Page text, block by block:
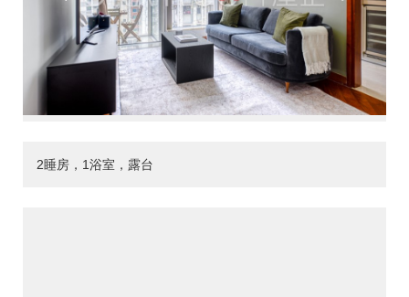
2睡房，1浴室，露台